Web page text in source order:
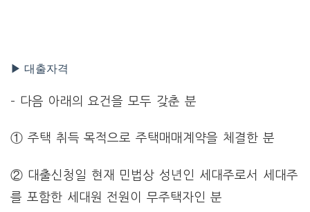
▶ 대출자격
– 다음 아래의 요건을 모두 갖춘 분
① 주택 취득 목적으로 주택매매계약을 체결한 분
② 대출신청일 현재 민법상 성년인 세대주로서 세대주
를 포함한 세대원 전원이 무주택자인 분